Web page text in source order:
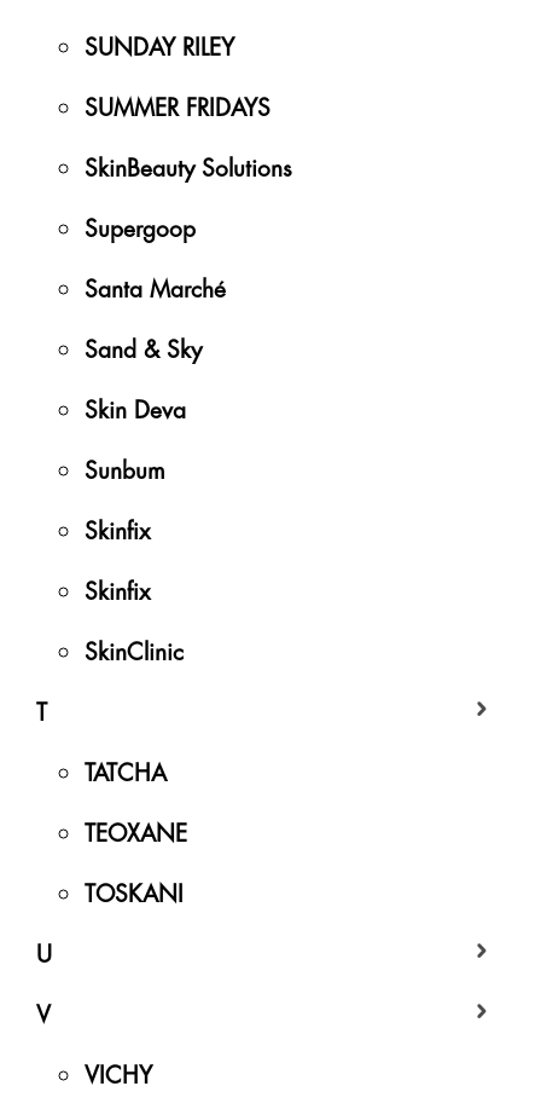
SUNDAY RILEY
SUMMER FRIDAYS
SkinBeauty Solutions
Supergoop
Santa Marché
Sand & Sky
Skin Deva
Sunbum
Skinfix
Skinfix
SkinClinic
T
TATCHA
TEOXANE
TOSKANI
U
V
VICHY